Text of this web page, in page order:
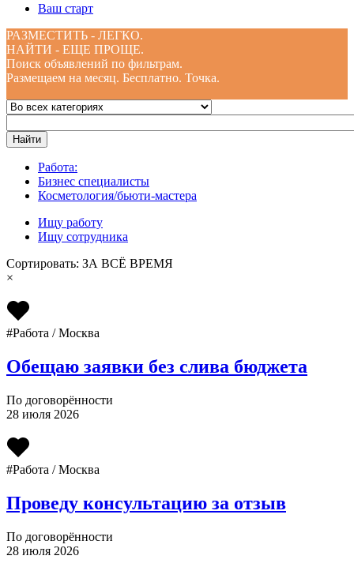
Ваш старт
РАЗМЕСТИТЬ - ЛЕГКО.
НАЙТИ - ЕЩЕ ПРОЩЕ.
Поиск объявлений по фильтрам.
Размещаем на месяц. Бесплатно. Точка.
Работа:
Бизнес специалисты
Косметология/бьюти-мастера
Ищу работу
Ищу сотрудника
Сортировать: ЗА ВСЁ ВРЕМЯ
×
#Работа / Москва
Обещаю заявки без слива бюджета
По договорённости
28 июля 2026
#Работа / Москва
Проведу консультацию за отзыв
По договорённости
28 июля 2026